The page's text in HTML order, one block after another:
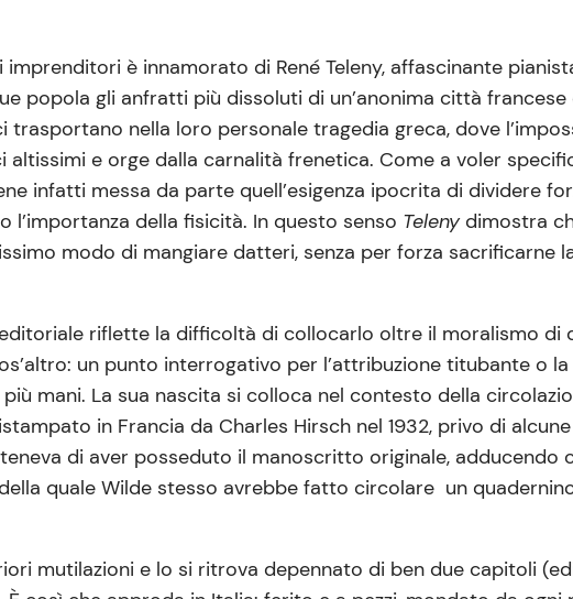
è innamorato di René Teleny, affascinante
popola gli anfratti più dissoluti di un’anonima città
trasportano nella loro personale tragedia greca, dove
e orge dalla carnalità frenetica. Come a voler
infatti messa da parte quell’esigenza ipocrita di dividere
della fisicità. In questo senso Telenydimostra
modo di mangiare datteri, senza per forza sacrificarne
riflette la difficoltà di collocarlo oltre il moralismo di
un punto interrogativo per l’attribuzione titubante o
mani. La sua nascita si colloca nel contesto della
in Francia da Charles Hirsch nel 1932, privo di
di aver posseduto il manoscritto originale,
quale Wilde stesso avrebbe fatto circolare un
mutilazioni e lo si ritrova depennato di ben due capitoli